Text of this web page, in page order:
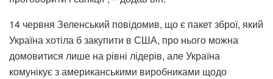
14 червня Зеленський повідомив, що є пакет зброї, який
Україна хотіла б закупити в США, про нього можна
домовитися лише на рівні лідерів, але Україна
комунікує з американськими виробниками щодо